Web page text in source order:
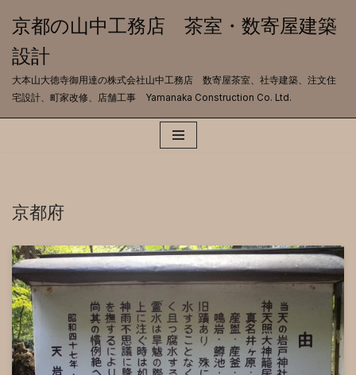
ン
テ
ン
京都の山中工務店 茶室・数寄屋建築
設計
大本山大徳寺御用達の株式会社山中工務店 数寄屋茶室、社寺建築、注文住
宅設計、町家改修、店舗工事 Yamanaka Construction Co. Ltd.
京都府